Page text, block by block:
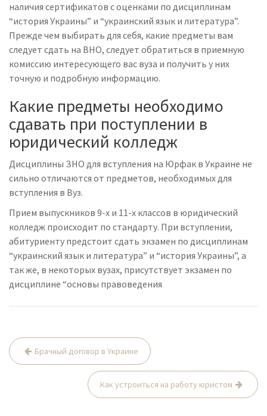
наличия сертификатов с оценками по дисциплинам
“история Украины” и “украинский язык и литература”.
Прежде чем выбирать для себя, какие предметы вам
следует сдать на ВНО, следует обратиться в приемную
комиссию интересующего вас вуза и получить у них
точную и подробную информацию.
Какие предметы необходимо
сдавать при поступлении в
юридический колледж
Дисциплины ЗНО для вступления на Юрфак в Украине не
сильно отличаются от предметов, необходимых для
вступления в Вуз.
Прием выпускников 9-х и 11-х классов в юридический
колледж происходит по стандарту. При вступлении,
абитуриенту предстоит сдать экзамен по дисциплинам
“украинский язык и литература” и “история Украины”, а
так же, в некоторых вузах, присутствует экзамен по
дисциплине “основы правоведения
Н
Брачный договор в Украине
Как устроиться на работу юристом